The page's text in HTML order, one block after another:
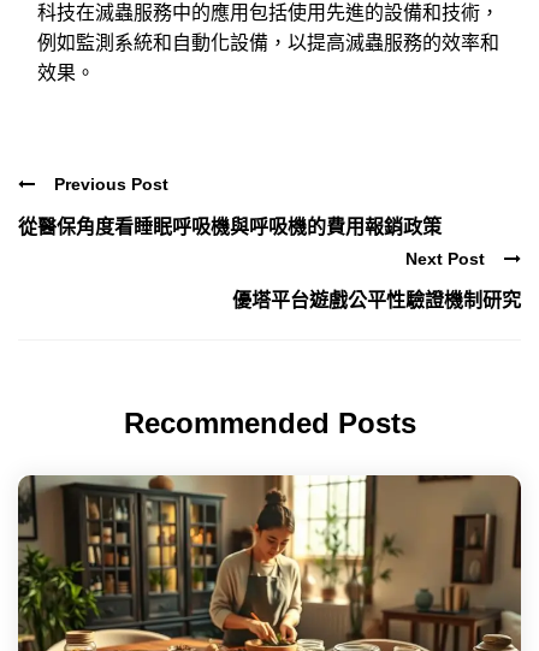
科技在滅蟲服務中的應用包括使用先進的設備和技術，
例如監測系統和自動化設備，以提高滅蟲服務的效率和
效果。
Previous Post
從醫保角度看睡眠呼吸機與呼吸機的費用報銷政策
Next Post
優塔平台遊戲公平性驗證機制研究
Recommended Posts